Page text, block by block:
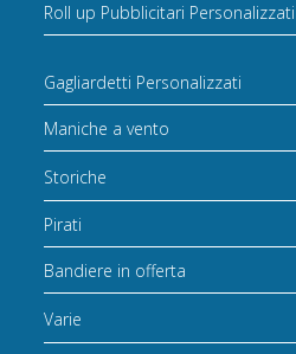
Roll up Pubblicitari Personalizzati
Gagliardetti Personalizzati
Maniche a vento
Storiche
Pirati
Bandiere in offerta
Varie